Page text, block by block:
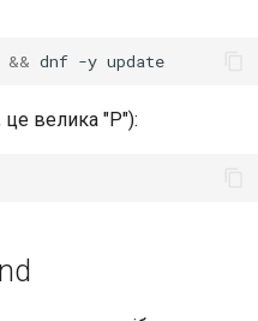
&& dnf -y
це велика "P"):